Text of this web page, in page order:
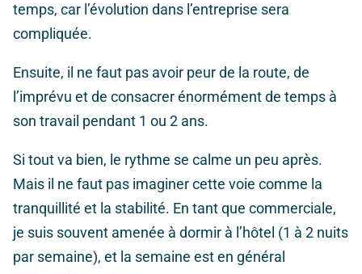
temps, car l’évolution dans l’entreprise sera
compliquée.
Ensuite, il ne faut pas avoir peur de la route, de
l’imprévu et de consacrer énormément de temps à
son travail pendant 1 ou 2 ans.
Si tout va bien, le rythme se calme un peu après.
Mais il ne faut pas imaginer cette voie comme la
tranquillité et la stabilité. En tant que commerciale,
je suis souvent amenée à dormir à l’hôtel (1 à 2 nuits
par semaine), et la semaine est en général